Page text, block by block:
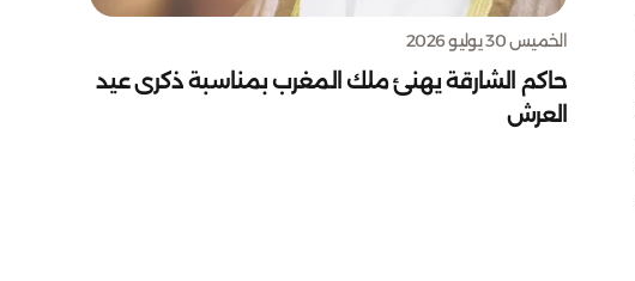
الخميس 30 يوليو 2026
حاكم الشارقة يهنئ ملك المغرب بمناسبة ذكرى عيد
العرش